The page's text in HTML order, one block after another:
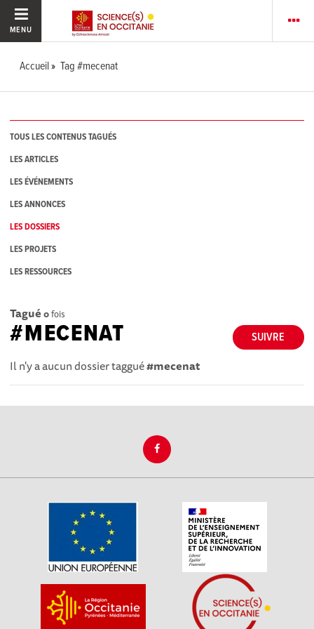
MENU
Accueil Tag #mecenat
TOUS LES CONTENUS TAGUÉS
LES ARTICLES
LES ÉVÉNEMENTS
LES ANNONCES
LES DOSSIERS
LES PROJETS
LES RESSOURCES
Tagué 0fois
SUIVRE
#MECENAT
Il n'y a aucun dossier taggué#mecenat